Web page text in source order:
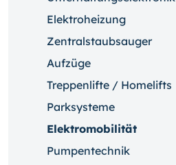
Elektroheizung
Zentralstaubsauger
Aufzüge
Treppenlifte / Homelifts
Parksysteme
Elektromobilität
Pumpentechnik